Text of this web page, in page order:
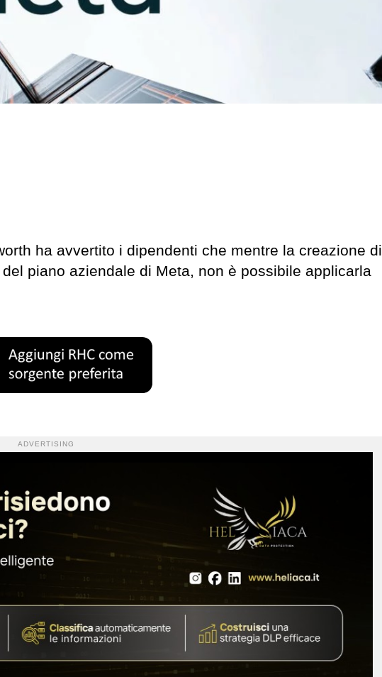
ha avvertito i dipendenti che mentre la creazione di
piano aziendale di Meta, non è possibile applicarla
ADVERTISING